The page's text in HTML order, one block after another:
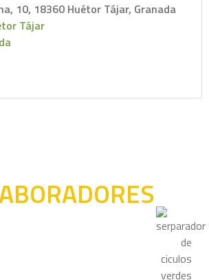
10, 18360 Huétor Tájar, Granada
Tájar